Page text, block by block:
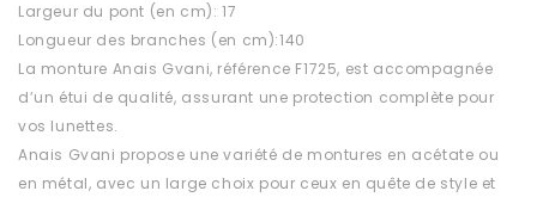
Largeur du pont (en cm): 17
Longueur des branches (en cm):140
La monture Anais Gvani, référence F1725, est accompagnée
d’un étui de qualité, assurant une protection complète pour
vos lunettes.
Anais Gvani propose une variété de montures en acétate ou
en métal, avec un large choix pour ceux en quête de style et